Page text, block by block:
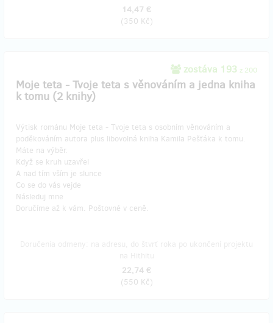
14,47 €
(350 Kč)
zostáva 193 z 200
Moje teta - Tvoje teta s věnováním a jedna kniha
k tomu (2 knihy)
Výtisk románu Moje teta - Tvoje teta s osobním věnováním a
poděkováním autora plus libovolná kniha Kamila Pešťáka k tomu.
Máte na výběr.
Když se kruh uzavřel
A nad tím vším je slunce
Co se do vás vejde
Následuj mne
Doručíme až k vám. Poštovné v ceně.
22,74 €
(550 Kč)